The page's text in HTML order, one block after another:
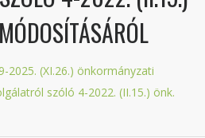
9-2025. (XI.26.) önkormányzati
szóló 4-2022. (II.15.) önk.